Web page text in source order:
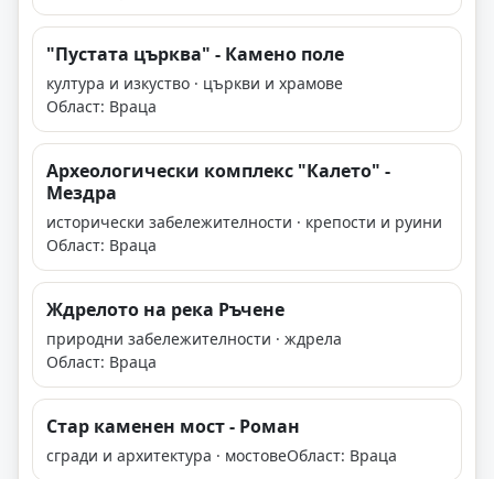
"Пустата църква" - Камено поле
култура и изкуство · църкви и храмове
Област: Враца
Археологически комплекс "Калето" -
Мездра
исторически забележителности · крепости и руини
Област: Враца
Ждрелото на река Ръчене
природни забележителности · ждрела
Област: Враца
Стар каменен мост - Роман
сгради и архитектура · мостовеОбласт: Враца